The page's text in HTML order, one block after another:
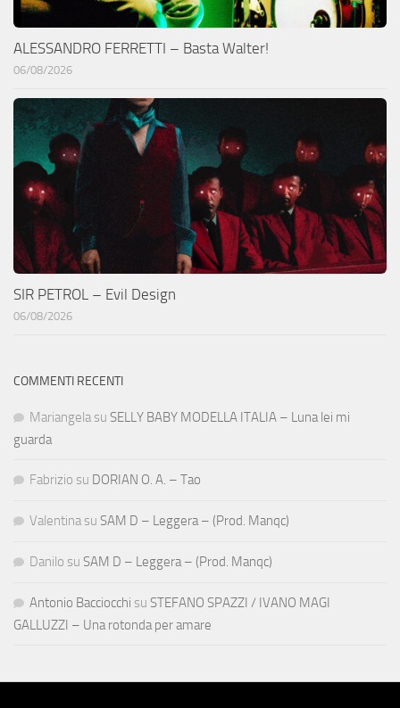
ALESSANDRO FERRETTI – Basta Walter!
06/08/2026
SIR PETROL – Evil Design
06/08/2026
COMMENTI RECENTI
Mariangela su SELLY BABY MODELLA ITALIA – Luna lei mi
guarda
Fabrizio su DORIAN O. A. – Tao
Valentina su SAM D – Leggera – (Prod. Manqc)
Danilo su SAM D – Leggera – (Prod. Manqc)
Antonio Bacciocchi su STEFANO SPAZZI / IVANO MAGI
GALLUZZI – Una rotonda per amare